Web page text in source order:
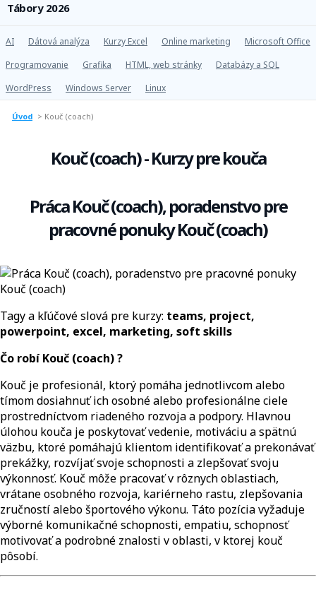
Tábory 2026
AI Dátová analýza Kurzy Excel Online marketing
Microsoft Office
Programovanie
Grafika HTML, web stránky
Databázy a SQL
WordPress
Windows Server Linux
Úvod > Kouč (coach)
Kouč (coach) - Kurzy pre kouča
Práca Kouč (coach), poradenstvo pre
pracovné ponuky Kouč (coach)
Tagy a kľúčové slová pre kurzy: teams, project,
powerpoint, excel, marketing, soft skills
Čo robí Kouč (coach) ?
Kouč je profesionál, ktorý pomáha jednotlivcom alebo
tímom dosiahnuť ich osobné alebo profesionálne ciele
prostredníctvom riadeného rozvoja a podpory. Hlavnou
úlohou kouča je poskytovať vedenie, motiváciu a spätnú
väzbu, ktoré pomáhajú klientom identifikovať a prekonávať
prekážky, rozvíjať svoje schopnosti a zlepšovať svoju
výkonnosť. Kouč môže pracovať v rôznych oblastiach,
vrátane osobného rozvoja, kariérneho rastu, zlepšovania
zručností alebo športového výkonu. Táto pozícia vyžaduje
výborné komunikačné schopnosti, empatiu, schopnosť
motivovať a podrobné znalosti v oblasti, v ktorej kouč
pôsobí.